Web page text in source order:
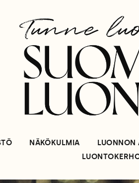
NÄKÖKULMIA